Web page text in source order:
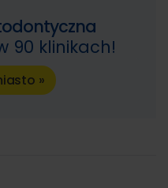
90 klinikach!
»